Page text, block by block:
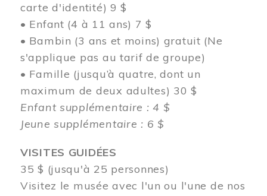
carte d'identité) 9 $
• Enfant (4 à 11 ans) 7 $
• Bambin (3 ans et moins) gratuit (Ne
s'applique pas au tarif de groupe)
• Famille (jusqu’à quatre, dont un
maximum de deux adultes) 30 $
Enfant supplémentaire : 4 $
Jeune supplémentaire : 6 $
VISITES GUIDÉES
35 $ (jusqu'à 25 personnes)
Visitez le musée avec l'un ou l'une de nos